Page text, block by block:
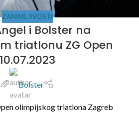
ZANIMLJIVOSTI
i Bolster na
triatlonu ZG Open
10.07.2023
Bolster
olimpijskog triatlona Zagreb